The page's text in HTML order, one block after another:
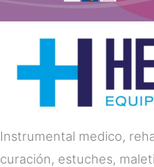
Instrumental medico,
curación, estuches,